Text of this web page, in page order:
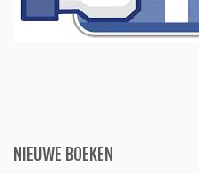
NIEUWE BOEKEN